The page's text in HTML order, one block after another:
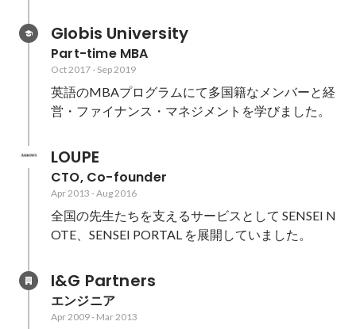
Globis University
Part-time MBA
Oct 2017- Sep 2019
英語のMBAプログラムにて多国籍なメンバーと経
営・ファイナンス・マネジメントを学びました。
LOUPE
CTO, Co-founder
Apr 2013 -Aug 2016
全国の先生たちを支えるサービスとして SENSEI N
OTE、SENSEI PORTAL を展開していました。
I&G Partners
エンジニア
Apr 2009- Mar 2013